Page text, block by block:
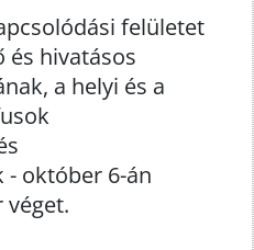
felületet
és hivatásos
a helyi és a
október 6-án
véget.